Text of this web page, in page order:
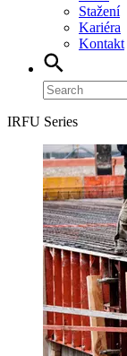
Stažení
Kariéra
Kontakt
IRFU Series